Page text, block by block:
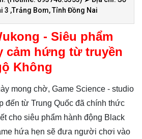
3 ,Trảng Bom, Tỉnh Đồng Nai
- Siêu phẩm
cảm hứng từ truyền
Không
mong chờ, Game Science - studio
đến từ Trung Quốc đã chính thức
cho siêu phẩm hành động Black
hứa hẹn sẽ đưa người chơi vào